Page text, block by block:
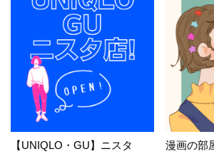
【UNIQLO・GU】ニスタ
漫画の部